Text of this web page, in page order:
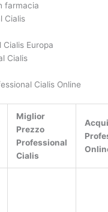
farmacia
Cialis
Europa
Cialis
Cialis Online
Miglior
Prezzo
Professional
Cialis